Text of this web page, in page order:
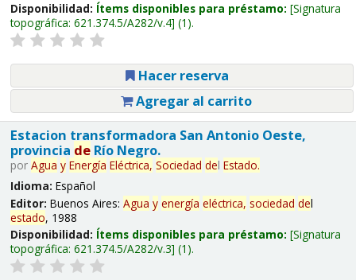
Disponibilidad: Ítems disponibles para préstamo: Signatura
topográfica: 621.374.5/A282/v.4 (1).
Hacer reserva
Agregar al carrito
Estacion transformadora San Antonio Oeste,
provincia deRío Negro.
por Agua y Energía Eléctrica, Sociedad del Estado.
Idioma: Español
Editor: Buenos Aires: Agua y energía eléctrica, sociedad del
estado, 1988
Disponibilidad: Ítems disponibles para préstamo: Signatura
topográfica: 621.374.5/A282/v.3 (1).